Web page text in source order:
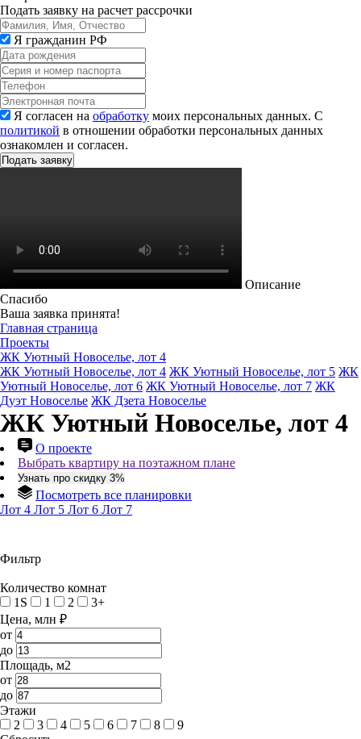
Подать заявку на расчет рассрочки
Я гражданин РФ
Я согласен на обработку моих персональных данных. С
политикой в отношении обработки персональных данных
ознакомлен и согласен.
Описание
Спасибо
Ваша заявка принята!
Главная страница
Проекты
ЖК Уютный Новоселье, лот 4
ЖК Уютный Новоселье, лот 4 ЖК Уютный Новоселье, лот 5 ЖК
Уютный Новоселье, лот 6 ЖК Уютный Новоселье, лот 7 ЖК
Дуэт Новоселье ЖК Дзета Новоселье
ЖК Уютный Новоселье, лот 4
О проекте
Выбрать квартиру на поэтажном плане
Узнать про скидку 3%
Посмотреть все планировки
Лот 4 Лот 5 Лот 6 Лот 7
Фильтр
Количество комнат
1S
1 2
3+
Цена, млн ₽
от
до
Площадь, м2
от
до
Этажи
2
3 4 5 6 7 8
9